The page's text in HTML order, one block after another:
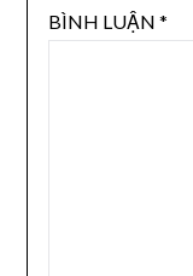
BÌNH LUẬN *